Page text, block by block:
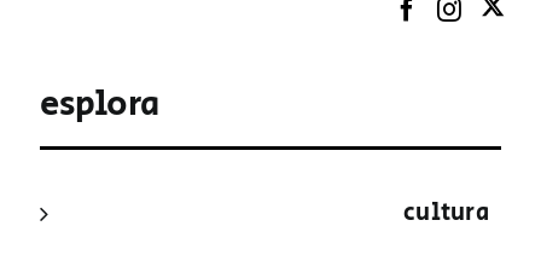
esplora
cultura